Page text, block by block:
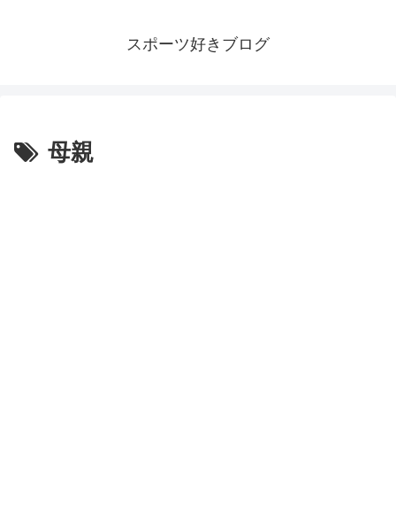
スポーツ好きブログ
母親